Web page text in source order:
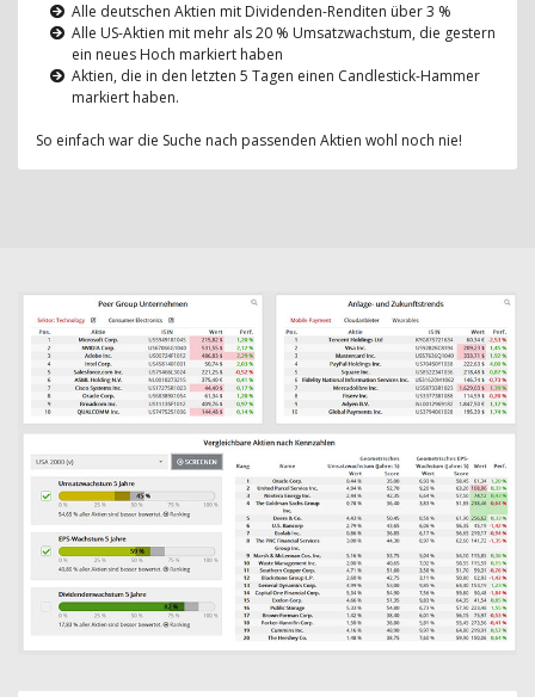
Alle deutschen Aktien mit Dividenden-Renditen über 3 %
Alle US-Aktien mit mehr als 20 % Umsatzwachstum, die gestern
ein neues Hoch markiert haben
Aktien, die in den letzten 5 Tagen einen Candlestick-Hammer
markiert haben.
So einfach war die Suche nach passenden Aktien wohl noch nie!